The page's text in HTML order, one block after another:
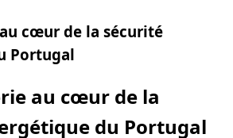
cœur de la sécurité
Portugal
au cœur de la
du Portugal